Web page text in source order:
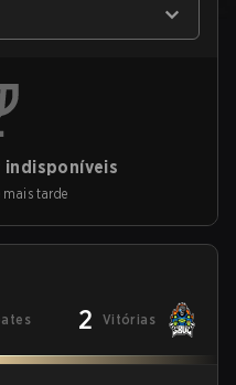
indisponíveis
mais tarde
2 Vitórias